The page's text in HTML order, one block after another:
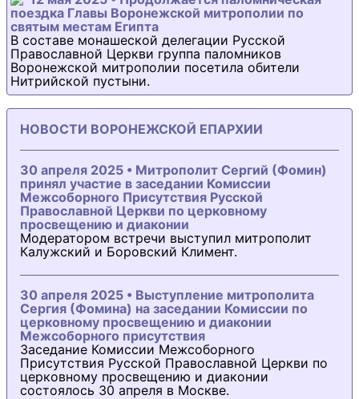
поездка Главы Воронежской митрополии по
святым местам Египта
В составе монашеской делегации Русской
Православной Церкви группа паломников
Воронежской митрополии посетила обители
Нитрийской пустыни.
НОВОСТИ ВОРОНЕЖСКОЙ ЕПАРХИИ
30 апреля 2025 • Митрополит Сергий (Фомин)
принял участие в заседании Комиссии
Межсоборного Присутствия Русской
Православной Церкви по церковному
просвещению и диаконии
Модератором встречи выступил митрополит
Калужский и Боровский Климент.
30 апреля 2025 • Выступление митрополита
Сергия (Фомина) на заседании Комиссии по
церковному просвещению и диаконии
Межсоборного присутствия
Заседание Комиссии Межсоборного
Присутствия Русской Православной Церкви по
церковному просвещению и диаконии
состоялось 30 апреля в Москве.